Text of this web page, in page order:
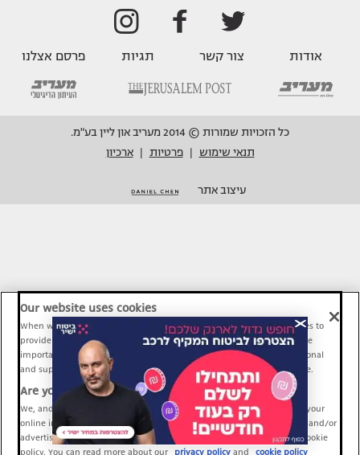
אודות צור קשר תגיות פרסם אצלנו
כל הזכויות שמורות © 2014 מעריב און ליין בע"מ.
תנאי שימוש
פרטיות ארכיון
עיצוב אתר
Our website uses cookies
When we provide Maariv, TMI and Sport1 content online, we use cookies to
provide social media features and to analyze our traffic. These tools are
important and necessary for our website functionality. Others are optional
and support Maariv, TMI and Sport1 activity and your online experience.
Are you happy to accept cookies?
We, and our partners, use information about your use of our site and your
online interactions to improve our services and to personalize content and/or
advertising for you. You can read more about our privacy policy and cookie
policy. You can read more about our
privacy policy and cookie policy